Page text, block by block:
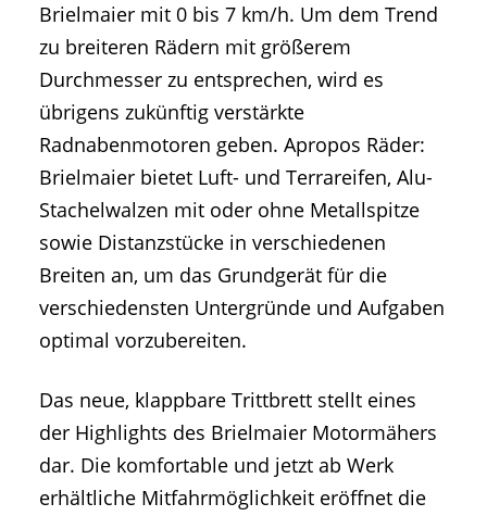
Brielmaier mit 0 bis 7 km/h. Um dem Trend
zu breiteren Rädern mit größerem
Durchmesser zu entsprechen, wird es
übrigens zukünftig verstärkte
Radnabenmotoren geben. Apropos Räder:
Brielmaier bietet Luft- und Terrareifen, Alu-
Stachelwalzen mit oder ohne Metallspitze
sowie Distanzstücke in verschiedenen
Breiten an, um das Grundgerät für die
verschiedensten Untergründe und Aufgaben
optimal vorzubereiten.
Das neue, klappbare Trittbrett stellt eines
der Highlights des Brielmaier Motormähers
dar. Die komfortable und jetzt ab Werk
erhältliche Mitfahrmöglichkeit eröffnet die